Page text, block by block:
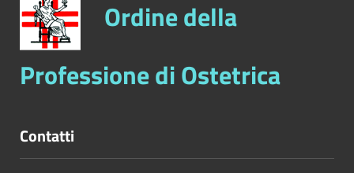
Ordine della
Professione di Ostetrica
Contatti